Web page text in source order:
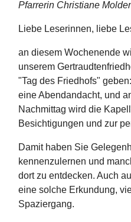
Pfarrerin Christiane
Liebe Leserinnen, liebe
an diesem Wochenende
unserem
"Tag des Friedhofs"
eine Abendandacht, und
Nachmittag wird die
Besichtigungen und zur
Damit haben Sie
kennenzulernen und
dort zu entdecken. Auch
eine solche Erkundung,
Spaziergang.